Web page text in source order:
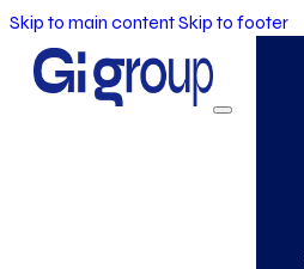
Skip to main contentSkip to footer